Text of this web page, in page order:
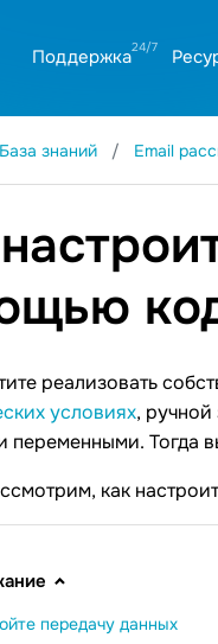
Поддержка
База знаний Email
реализовать
условиях, ручной
переменными. Тогда
как
передачу данных